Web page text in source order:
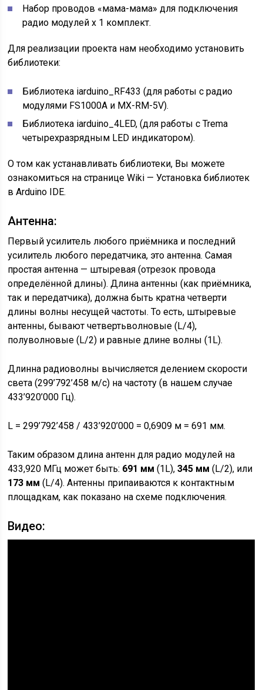
Набор проводов «мама-мама» для подключения
радио модулей х 1 комплект.
Для реализации проекта нам необходимо установить
библиотеки:
Библиотека iarduino_RF433 (для работы с радио
модулями FS1000A и MX-RM-5V).
Библиотека iarduino_4LED, (для работы с Trema
четырехразрядным LED индикатором).
О том как устанавливать библиотеки, Вы можете
ознакомиться на странице Wiki — Установка библиотек
в Arduino IDE.
Антенна:
Первый усилитель любого приёмника и последний
усилитель любого передатчика, это антенна. Самая
простая антенна — штыревая (отрезок провода
определённой длины). Длина антенны (как приёмника,
так и передатчика), должна быть кратна четверти
длины волны несущей частоты. То есть, штыревые
антенны, бывают четвертьволновые (L/4),
полуволновые (L/2) и равные длине волны (1L).
Длинна радиоволны вычисляется делением скорости
света (299’792’458 м/с) на частоту (в нашем случае
433’920’000 Гц).
L = 299’792’458 / 433’920’000 = 0,6909 м =691 мм.
Таким образом длина антенн для радио модулей на
433,920 МГц может быть: 691 мм (1L),345 мм (L/2), или
173 мм (L/4). Антенны припаиваются к контактным
площадкам, как показано на схеме подключения.
Видео: